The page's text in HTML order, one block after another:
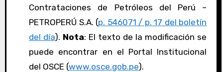
Contrataciones de Petróleos del Perú –
PETROPERÚ S.A. (p. 546071 / p. 17 del boletín
del día). Nota: El texto de la modificación se
puede encontrar en el Portal Institucional
del OSCE (www.osce.gob.pe).